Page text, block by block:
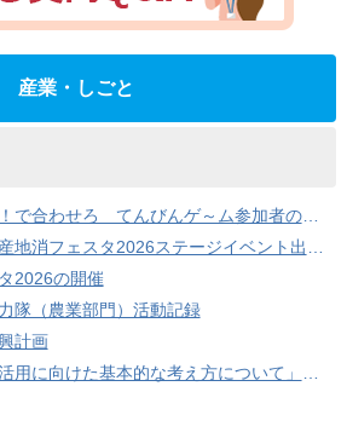
産業・しごと
てんびんゲ～ム参加者の募集（北見地産地消フェスタ2026）
消フェスタ2026ステージイベント出演者の募集
2026の開催
隊（農業部門）活動記録
計画
向けた基本的な考え方について」を策定しました